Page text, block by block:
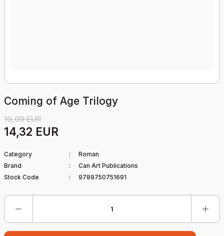
Coming of Age Trilogy
19,09 EUR
14,32 EUR
Category
Roman
Brand
Can Art Publications
Stock Code
9789750751691